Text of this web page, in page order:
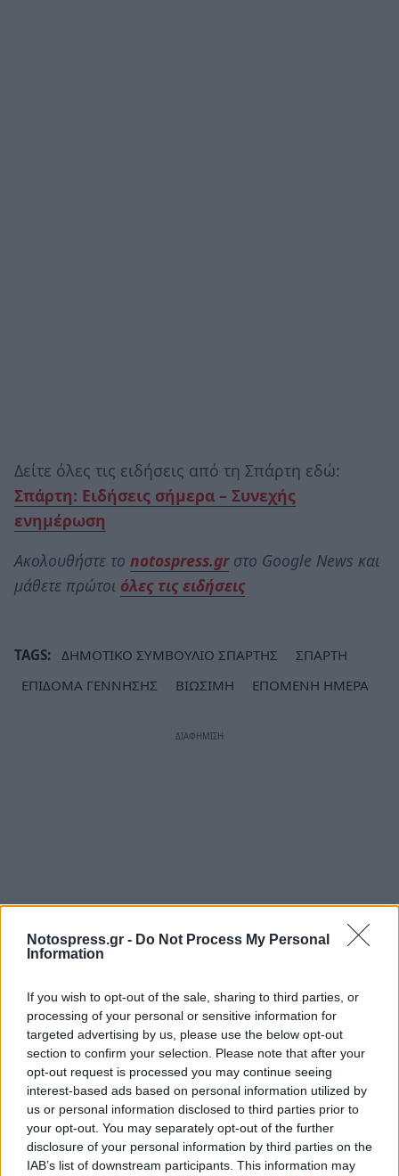
Notospress.gr - Do Not Process My Personal
Information
If you wish to opt-out of the sale, sharing to third parties, or
processing of your personal or sensitive information for
targeted advertising by us, please use the below opt-out
section to confirm your selection. Please note that after your
opt-out request is processed you may continue seeing
interest-based ads based on personal information utilized by
us or personal information disclosed to third parties prior to
your opt-out. You may separately opt-out of the further
disclosure of your personal information by third parties on the
IAB’s list of downstream participants. This information may
Δείτε όλες τις ειδήσεις από τη Σπάρτη εδώ:
Σπάρτη: Ειδήσεις σήμερα – Συνεχής
ενημέρωση
Ακολουθήστε το notospress.grστο Google News και
μάθετε πρώτοι όλες τις ειδήσεις
TAGS: ΔΗΜΟΤΙΚΟ ΣΥΜΒΟΥΛΙΟ ΣΠΑΡΤΗΣ
ΣΠΑΡΤΗ
ΕΠΙΔΟΜΑ ΓΕΝΝΗΣΗΣ
ΒΙΩΣΙΜΗ ΕΠΟΜΕΝΗ ΗΜΕΡΑ